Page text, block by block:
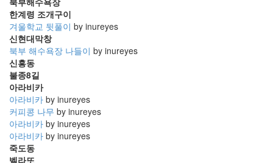
한계령 조개구이
겨울학교 뒷풀이 by inureyes
신현대막창
북부 해수욕장 나들이 by inureyes
신흥동
불종8길
아라비카
아라비카 by inureyes
커피콩 나무 by inureyes
아라비카 by inureyes
아라비카 by inureyes
죽도동
벨라또